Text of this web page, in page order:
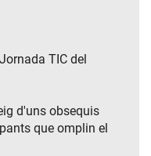
TIC del
d'uns obsequis
que omplin el